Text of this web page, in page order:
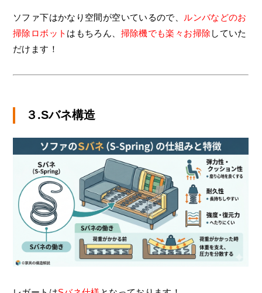
ソファ下はかなり空間が空いているので、
ルンバなどのお
掃除ロボット はもちろん、 掃除機でも楽々お掃除していた
だけます！
３.Sバネ構造